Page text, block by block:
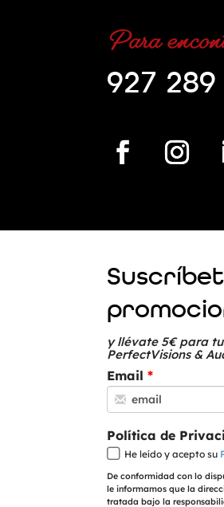
Para
927 289
y llévate 5€ para
PerfectVisions &
Email
Política de
He leído y acepto su
De conformidad con lo
le informamos que la
tratada bajo la